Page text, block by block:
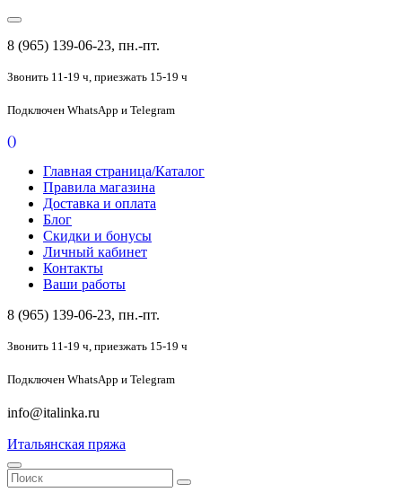
8 (965) 139-06-23, пн.-пт.
Звонить 11-19 ч, приезжать 15-19 ч
Подключен WhatsApp и Telegram
()
Главная страница/Каталог
Правила магазина
Доставка и оплата
Блог
Скидки и бонусы
Личный кабинет
Контакты
Ваши работы
8 (965) 139-06-23, пн.-пт.
Звонить 11-19 ч, приезжать 15-19 ч
Подключен WhatsApp и Telegram
info@italinka.ru
Итальянская пряжа